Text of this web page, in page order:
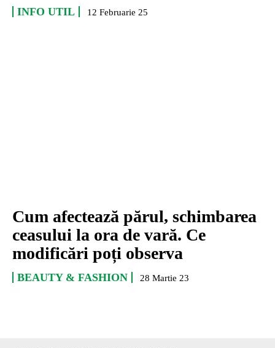
INFO UTIL 12 Februarie 25
Cum afectează părul, schimbarea
ceasului la ora de vară. Ce
modificări poți observa
BEAUTY & FASHION 28 Martie 23